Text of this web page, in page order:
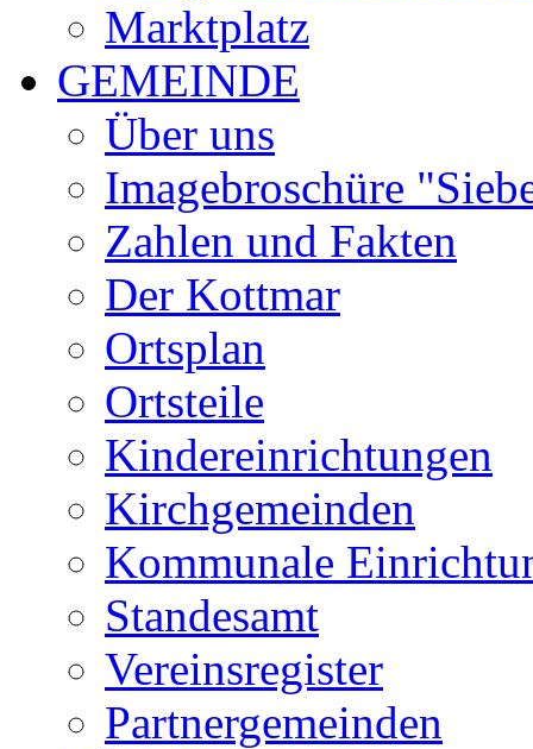
Marktplatz
GEMEINDE
Über uns
Imagebroschüre
Zahlen und Fakten
Der Kottmar
Ortsplan
Ortsteile
Kindereinrichtungen
Kirchgemeinden
Kommunale
Standesamt
Vereinsregister
Partnergemeinden